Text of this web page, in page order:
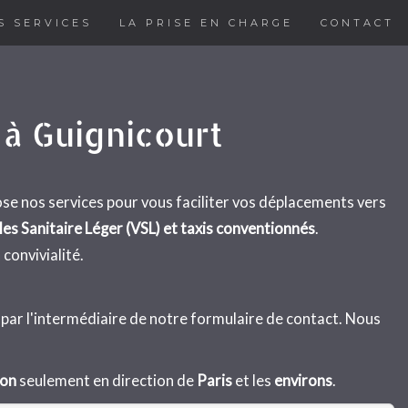
SERVICES LA PRISE EN CHARGE CONTACT
Guignicourt
nos services pour vous faciliter vos déplacements vers
Sanitaire Léger (VSL) et taxis conventionnés.
l'intermédiaire de notre formulaire de contact. Nous
seulement en direction de Pariset les environs.